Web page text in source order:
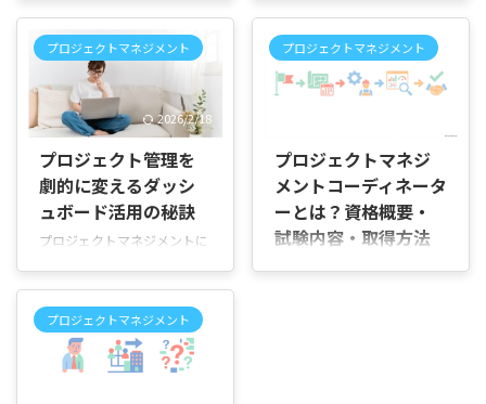
版のPDFは無料で入手できる
の？」「公式サイトからダウ
ンロードできる方法はある
の？」と疑問に感じていませ
んか。 PMP試験の勉強を始
めたり、プロジェクトマネジ
情報を探していると、PDF配
布サイトやダウンロード方法
を紹介するページが数多く見
つかります。 この記事では、
在の入手方法をはじめ、無料
規に利用するためのポイント
まで順を追って説明していき
ます。 PMBOKガイド第6版
はじめに 「プロジェクトマネ
ジメントって、結局どこから
始めればいいの？」と迷った
ことはありませんか。 目標は
り、気づけばスケジュールが
遅れてしまったり。進め方が
見えないまま動くと、途中で
迷う場面は意外と多いもので
す。 そこでこの記事では、目
プロジェクトマネジメント
2026/2/18
プロジェクト管理を
劇的に変えるダッシ
ュボード活用の秘訣
プロジェクトマネジメントに
ツール プロジェクトの進捗状
況や課題、重要な数値目標な
ど、さまざまな情報を分かり
やすく一目で確認できる「ダ
プロジェクトマネジメント
プロジェクトマネジ
メントコーディネータ
ーとは？資格概要・
試験内容・取得方法
プロジェクトマネジメント